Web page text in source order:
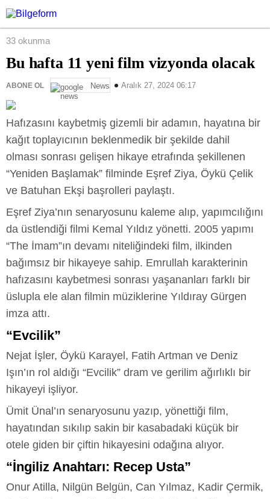
33 okunma
Bu hafta 11 yeni film vizyonda olacak
ABONE OL News Aralık 27, 2024 06:17
Hafızasını kaybetmiş gizemli bir adamın, hayatına bir
kağıt toplayıcının beklenmedik bir şekilde dahil
olması sonrası gelişen hikaye etrafında şekillenen
“Yeniden Başlamak” filminde Eşref Ziya, Öykü Çelik
ve Batuhan Ekşi başrolleri paylaştı.
Eşref Ziya’nın senaryosunu kaleme alıp, yapımcılığını
da üstlendiği filmi Kemal Yıldız yönetti. 2005 yapımı
“The İmam”ın devamı niteliğindeki film, ilkinden
bağımsız bir hikayeye sahip. Emrullah karakterinin
hafızasını kaybetmesi sonrası yaşananları farklı bir
üslupla ele alan filmin müziklerine Yıldıray Gürgen
imza attı.
“Evcilik”
Nejat İşler, Öykü Karayel, Fatih Artman ve Deniz
Işın’ın rol aldığı “Evcilik” dram ve gerilim ağırlıklı bir
hikayeyi işliyor.
Ümit Ünal’ın senaryosunu yazıp, yönettiği film,
hayatından sıkılıp sakin bir kasabadaki küçük bir
otele giden bir çiftin hikayesini odağına alıyor.
“İngiliz Anahtarı: Recep Usta”
Onur Atilla, Nilgün Belgün, Can Yılmaz, Kadir Çermik,